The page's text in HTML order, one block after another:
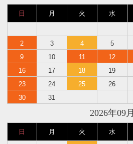
日 月 火 水
2
3 4 5
9
10 11 12
16
17 18 19
23
24 25 26
30
31
2026年09月
日 月 火 水